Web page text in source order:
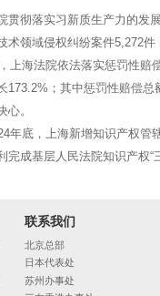
贯彻落实习新质生产力的发
术领域侵权纠纷案件5,272件
上海法院依法落实惩罚性赔
173.2%；其中惩罚性赔偿
心。
年底，上海新增知识产权管
完成基层人民法院知识产权“
联系我们
北京总部
日本代表处
苏州办事处